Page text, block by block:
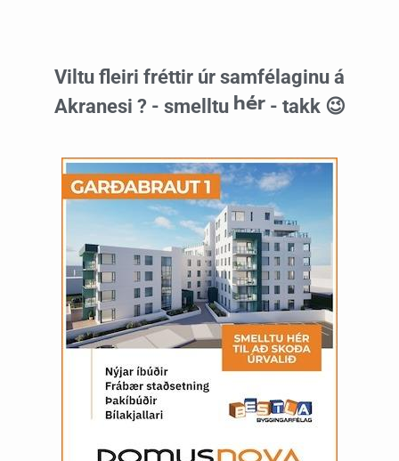
Viltu fleiri fréttir úr samfélaginu á
Akranesi ? - smelltu hér - takk 😉